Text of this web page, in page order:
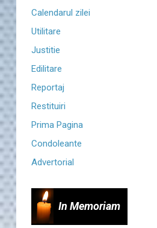
Calendarul zilei
Utilitare
Justitie
Edilitare
Reportaj
Restituiri
Prima Pagina
Condoleante
Advertorial
In Memoriam